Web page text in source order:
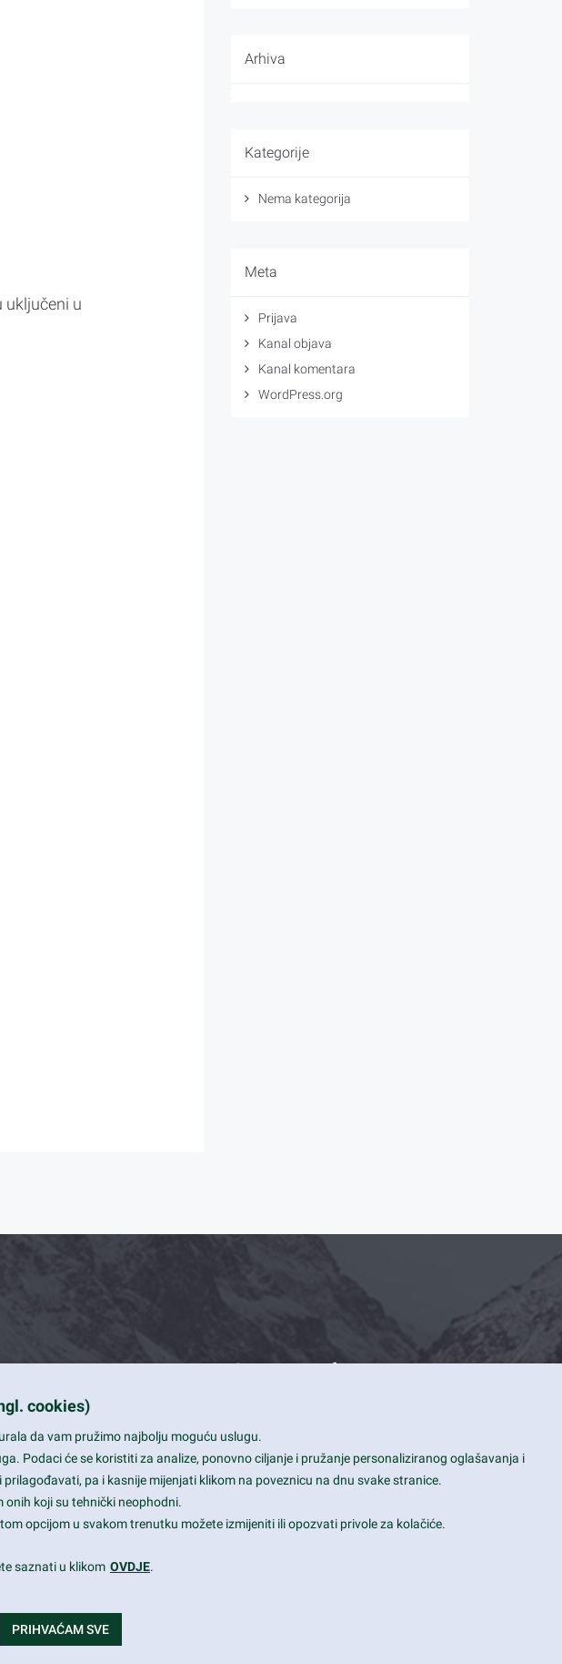
u
Arhiva
Kategorije
Nema kategorija
Meta
Prijava
Kanal objava
Kanal komentara
WordPress.org
Contact Info
View, CA 94043
+1 650-253-0000
Daily: 9:00 am - 6:00 pm
cookies)
da vam pružimo najbolju moguću uslugu.
Podaci će se koristiti za analize, ponovno ciljanje i pružanje personaliziranog oglašavanja i
pa i kasnije mijenjati klikom na poveznicu na dnu svake stranice.
onih koji su tehnički neophodni.
opcijom u svakom trenutku možete izmijeniti ili opozvati privole za kolačiće.
saznati u klikom OVDJE.
PRIHVAĆAM SVE